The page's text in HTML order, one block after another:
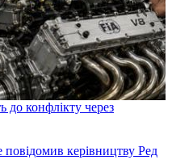
конфлікту через